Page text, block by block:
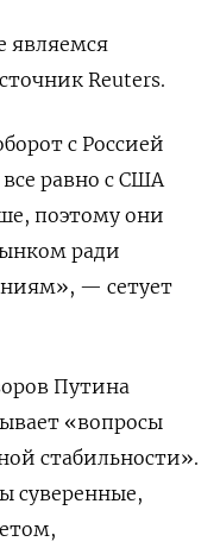
являемся
Reuters.
с Россией
равно с США
поэтому они
ради
— сетует
Путина
«вопросы
стабильности».
суверенные,